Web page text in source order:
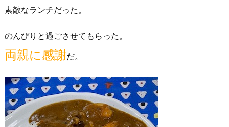
素敵なランチだった。
のんびりと過ごさせてもらった。
両親に感謝だ。